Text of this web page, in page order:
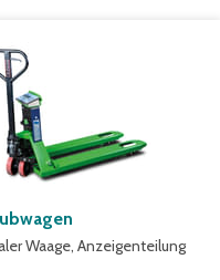
Waage, Anzeigenteilung